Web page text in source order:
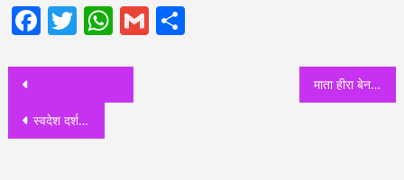
Facebook
Twitter
WhatsApp
GmailShare
Post
navigation
स्वदेश दर्शन योजना के अंतर्गत पर्यटन विकास हेतु 140 करोड रुपए स्वीकृत: महाराज
माता हीरा बेन मोदी का प्रेरणादाई जीवन सदैव हम सब का मार्गदर्शन करता रहेगा : नरेश बंसल